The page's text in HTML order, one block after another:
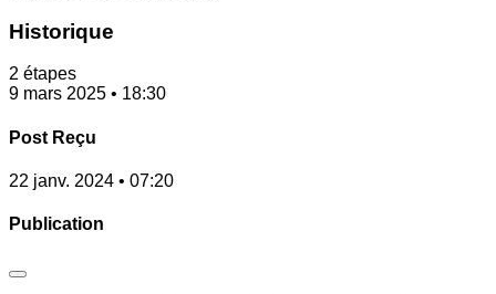
Historique
2 étapes
9 mars 2025 • 18:30
Post Reçu
22 janv. 2024 • 07:20
Publication